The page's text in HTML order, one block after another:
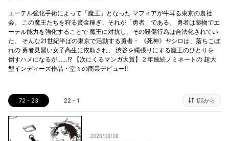
エーテル強化手術によって「魔王」となった マフィアが牛耳る東京の裏社
会。 この魔王たちを狩る賞金稼ぎ、それが「勇者」である。 勇者は薬物でエ
ーテル能力を強化することで 魔王に対抗し、その殺傷行為は合法化されてい
た。 そんな21世紀半ばの東京で活動する勇者・ 《死神》ヤシロは、落ちこぼ
れの 勇者見習い女子高生に依頼され、 渋谷を縄張りにする魔王のひとりを
倒すハメになるが……!? 【次にくるマンガ大賞】２年連続ノミネートの 超大
型インディーズ作品・堂々の商業デビュー!!
72 - 23 22 - 1 1話から
2026/08/08